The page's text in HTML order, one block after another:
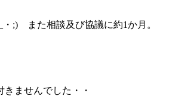
;) また相談及び協議に約1か月。
ませんでした・・